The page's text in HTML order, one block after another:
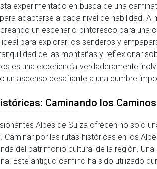
experimentado en busca de una
adaptarse a cada nivel de habilidad.
un escenario pintoresco para una
para explorar los senderos y
de las montañas y reflexionar
es una experiencia verdaderamente
un ascenso desafiante a una cumbre
Caminando los
Alpes de Suiza ofrecen no solo
Caminar por las rutas históricas en los
del patrimonio cultural de la región.
Este antiguo camino ha sido utilizado